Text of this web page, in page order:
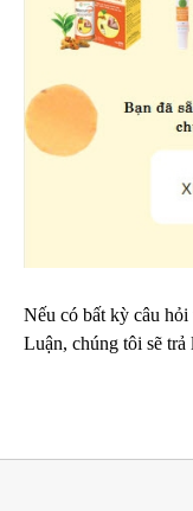
Nếu có bất kỳ câu
Luận, chúng tôi sẽ trả